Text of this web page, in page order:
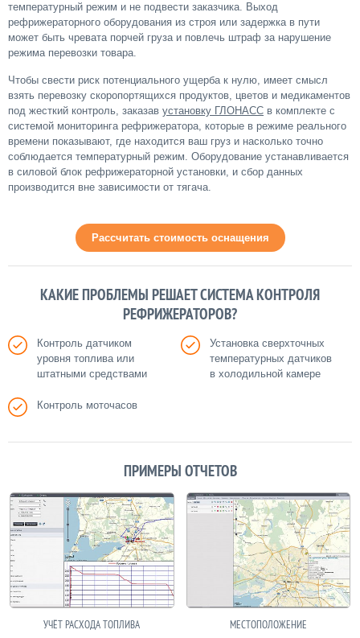
температурный режим и не подвести заказчика. Выход
рефрижераторного оборудования из строя или задержка в пути
может быть чревата порчей груза и повлечь штраф за нарушение
режима перевозки товара.
Чтобы свести риск потенциального ущерба к нулю, имеет смысл
взять перевозку скоропортящихся продуктов, цветов и медикаментов
под жесткий контроль, заказав установку ГЛОНАСС в комплекте с
системой мониторинга рефрижератора, которые в режиме реального
времени показывают, где находится ваш груз и насколько точно
соблюдается температурный режим. Оборудование устанавливается
в силовой блок рефрижераторной установки, и сбор данных
производится вне зависимости от тягача.
Рассчитать стоимость оснащения
КАКИЕ ПРОБЛЕМЫ РЕШАЕТ СИСТЕМА КОНТРОЛЯ
РЕФРИЖЕРАТОРОВ?
Контроль датчиком
уровня топлива или
штатными средствами
Установка сверхточных
температурных датчиков
в холодильной камере
Контроль моточасов
ПРИМЕРЫ ОТЧЕТОВ
УЧЁТ РАСХОДА ТОПЛИВА МЕСТОПОЛОЖЕНИЕ